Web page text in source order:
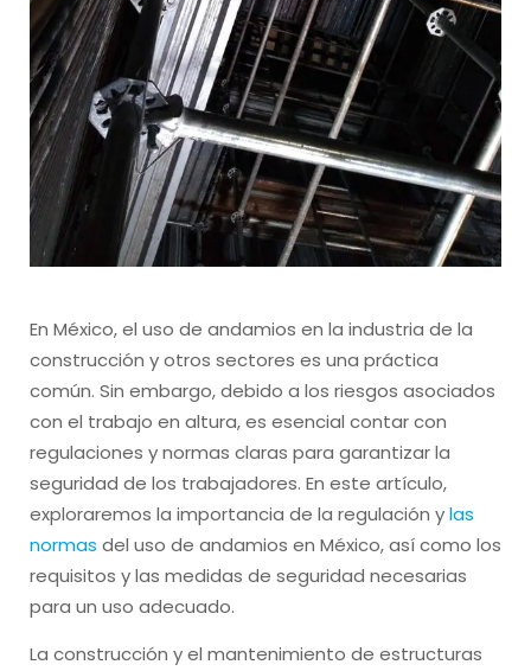
En México, el uso de andamios en la industria de la
construcción y otros sectores es una práctica
común. Sin embargo, debido a los riesgos asociados
con el trabajo en altura, es esencial contar con
regulaciones y normas claras para garantizar la
seguridad de los trabajadores. En este artículo,
exploraremos la importancia de la regulación ylas
normas del uso de andamios en México, así como los
requisitos y las medidas de seguridad necesarias
para un uso adecuado.
La construcción y el mantenimiento de estructuras